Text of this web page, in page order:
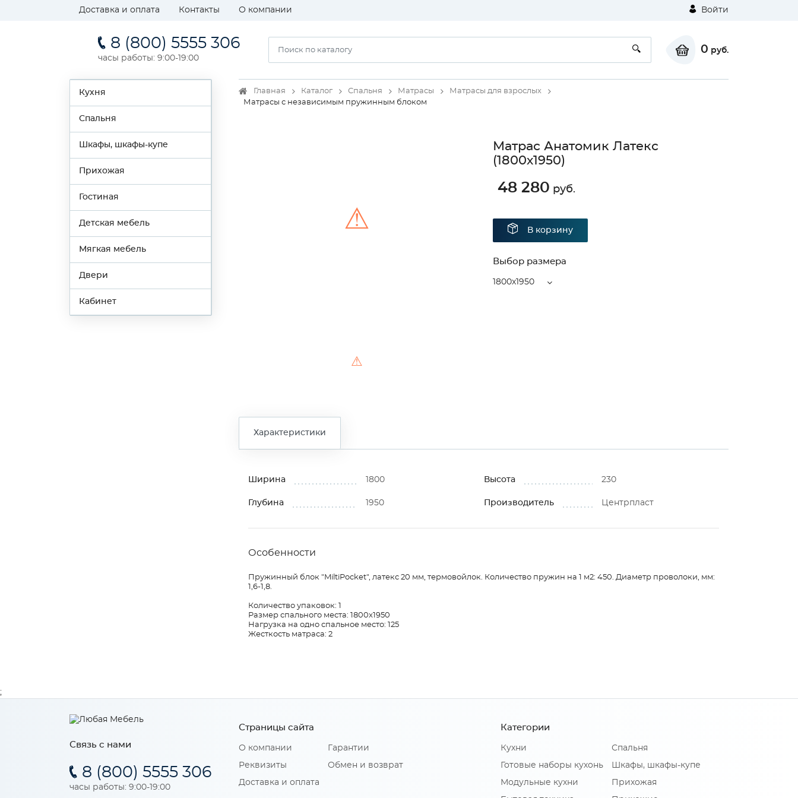
Доставка и оплата Контакты О компании Войти
8 (800) 5555 306
часы работы: 9:00-19:00
0 руб.
Кухня
Спальня
Шкафы, шкафы-купе
Прихожая
Гостиная
Детская мебель
Мягкая мебель
Двери
Кабинет
Главная Каталог Спальня Матрасы
Матрасы для взрослых
Матрасы с независимым пружинным блоком
⚠
⚠
Матрас Анатомик Латекс
(1800х1950)
48 280 руб.
В корзину
Выбор размера
1800x1950
Характеристики
Ширина 1800 Высота 230
Глубина 1950 Производитель Центрпласт
Особенности
Пружинный блок "MiltiPocket", латекс 20 мм, термовойлок. Количество пружин на 1 м2: 450. Диаметр проволоки, мм:
1,6-1,8.
Количество упаковок: 1
Размер спального места: 1800x1950
Нагрузка на одно спальное место: 125
Жесткость матраса: 2
Связь с нами
8 (800) 5555 306
часы работы: 9:00-19:00
Страницы сайта
О компании
Реквизиты
Доставка и оплата
Гарантии
Обмен и возврат
Категории
Кухни
Готовые наборы кухонь
Модульные кухни
Спальня
Шкафы, шкафы-купе
Прихожая
;